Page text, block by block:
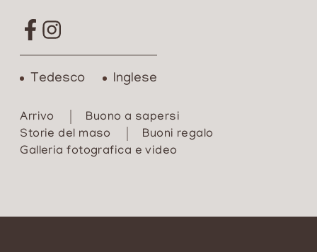
Tedesco Inglese
Arrivo
Buono a sapersi
Storie del maso
Buoni regalo
Galleria fotografica e video